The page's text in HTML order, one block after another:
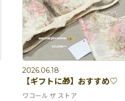
2026.06.18
【ギフトに🎁】おすすめ♡
ワコール ザ ストア